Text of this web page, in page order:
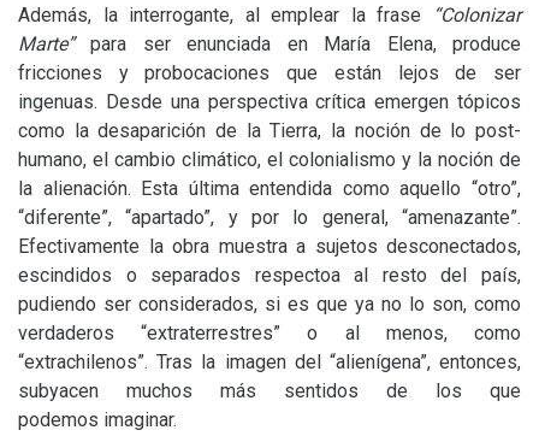
Además, la interrogante, al emplear la frase
“Colonizar
Marte”para ser enunciada en María Elena, produce
fricciones y probocaciones que están lejos de ser
ingenuas. Desde una perspectiva crítica emergen tópicos
como la desaparición de la Tierra, la noción de lo post-
humano, el cambio climático, el colonialismo y la noción de
la alienación. Esta última entendida como aquello “otro”,
“diferente”, “apartado”, y por lo general, “amenazante”.
Efectivamente la obra muestra a sujetos desconectados,
escindidos o separados respectoa al resto del país,
pudiendo ser considerados, si es que ya no lo son, como
verdaderos “extraterrestres” o al menos, como
“extrachilenos”. Tras la imagen del “alienígena”, entonces,
subyacen muchos más sentidos de los que
podemos imaginar.